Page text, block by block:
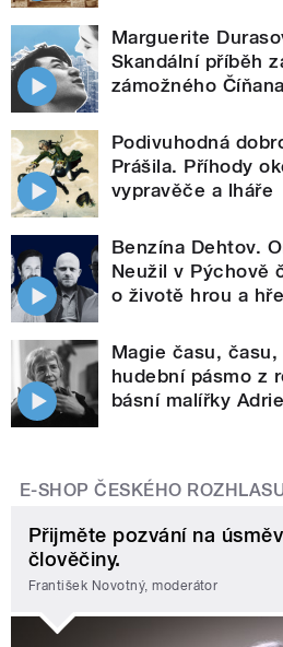
Marguerite
Skandální příběh
zámožného
Podivuhodná
Prášila. Příhody
vypravěče a lháře
Benzína Dehtov.
Neužil v Pýchově
o životě hrou a
Magie času,
hudební pásmo z
básní malířky
E-SHOP ČESKÉHO
Přijměte pozvání na
člověčiny.
František Novotný, moderátor